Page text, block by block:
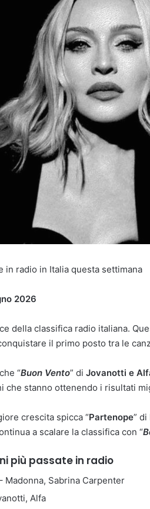
in radio in Italia questa settimana
2026
della classifica radio italiana.
il primo posto tra le
“Buon Vento” di Jovanotti e
che stanno ottenendo i risultati
crescita spicca “Partenope” di
a scalare la classifica con “
più passate in radio
Madonna, Sabrina Carpenter
Alfa